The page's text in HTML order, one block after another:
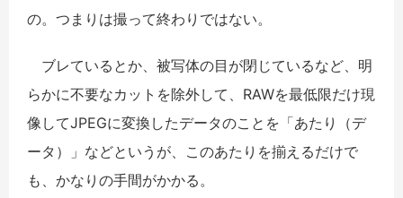
の。つまりは撮って終わりではない。
ブレているとか、被写体の目が閉じているなど、明
らかに不要なカットを除外して、RAWを最低限だけ現
像してJPEGに変換したデータのことを「あたり（デ
ータ）」などというが、このあたりを揃えるだけで
も、かなりの手間がかかる。